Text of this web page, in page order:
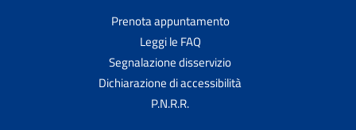
Prenota appuntamento
Leggi le FAQ
Segnalazione disservizio
Dichiarazione di accessibilità
P.N.R.R.